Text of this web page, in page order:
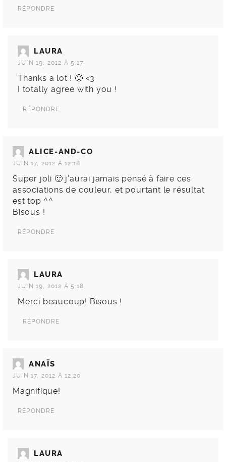
RÉPONDRE
LAURA
JUIN 19, 2012 À 5:17
Thanks a lot ! 🙂 <3
I totally agree with you !
RÉPONDRE
ALICE-AND-CO
JUIN 17, 2012 À 12:18
Super joli 🙂 j’aurai jamais pensé à faire ces
associations de couleur, et pourtant le résultat
est top ^^
Bisous !
RÉPONDRE
LAURA
JUIN 19, 2012 À 5:18
Merci beaucoup! Bisous !
RÉPONDRE
ANAÏS
JUIN 17, 2012 À 12:20
Magnifique!
RÉPONDRE
LAURA